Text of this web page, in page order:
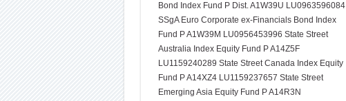
Bond Index Fund P Dist. A1W39U LU0963596084
SSgA Euro Corporate ex-Financials Bond Index
Fund P A1W39M LU0956453996 State Street
Australia Index Equity Fund P A14Z5F
LU1159240289 State Street Canada Index Equity
Fund P A14XZ4 LU1159237657 State Street
Emerging Asia Equity Fund P A14R3N